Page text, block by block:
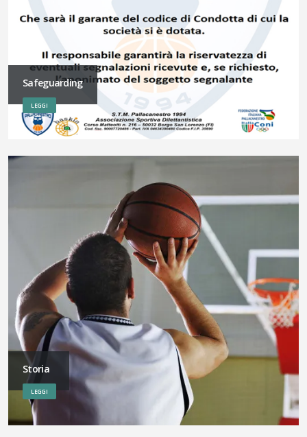
Safeguarding
LEGGI
Storia
LEGGI